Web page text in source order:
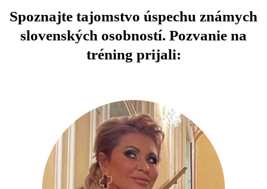
Spoznajte tajomstvo úspechu známych
slovenských osobností. Pozvanie na
tréning prijali: